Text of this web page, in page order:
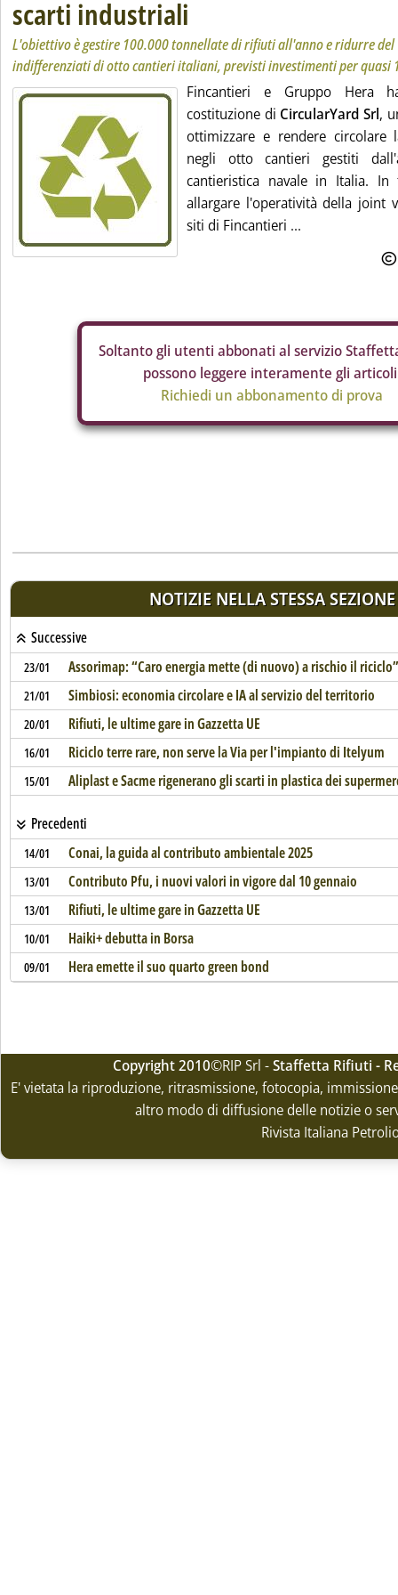
scarti industriali
L'obiettivo è gestire 100.000 tonnellate di rifiuti all'anno e ridurre del
indifferenziati di otto cantieri italiani, previsti investimenti per quasi
Fincantieri e Gruppo Hera
costituzione di CircularYard Srl,
ottimizzare e rendere
negli otto cantieri gestiti
cantieristica navale in Italia.
allargare l'operatività della joint
siti di Fincantieri ...
Soltanto gli utenti abbonati al servizio
possono leggere interamente gli
Richiedi un abbonamento di prova
NOTIZIE NELLA STESSA SEZIONE
Successive
23/01 Assorimap: “Caro energia mette (di nuovo) a rischio il riciclo”
21/01 Simbiosi: economia circolare e IA al servizio del territorio
20/01 Rifiuti, le ultime gare in Gazzetta UE
16/01 Riciclo terre rare, non serve la Via per l'impianto di Itelyum
15/01 Aliplast e Sacme rigenerano gli scarti in plastica dei
Precedenti
14/01 Conai, la guida al contributo ambientale 2025
13/01 Contributo Pfu, i nuovi valori in vigore dal 10 gennaio
13/01 Rifiuti, le ultime gare in Gazzetta UE
10/01 Haiki+ debutta in Borsa
09/01 Hera emette il suo quarto green bond
Copyright 2010©RIP Srl -Staffetta Rifiuti -
E' vietata la riproduzione, ritrasmissione, fotocopia,
altro modo di diffusione delle notizie o
Rivista Italiana